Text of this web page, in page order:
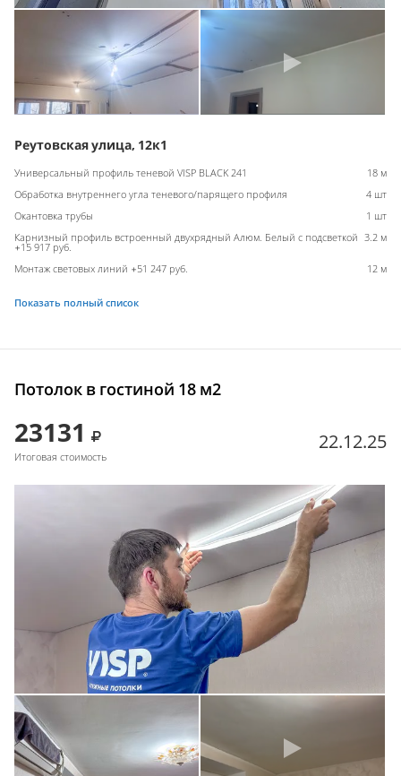
Реутовская улица, 12к1
Универсальный профиль теневой VISP BLACK 241
18 м
Обработка внутреннего угла теневого/парящего профиля
4 шт
Окантовка трубы
1 шт
Карнизный профиль встроенный двухрядный Алюм. Белый с подсветкой
+15 917 руб.
3.2 м
Монтаж световых линий +51 247 руб. 12 м
Показать полный список
Потолок в гостиной 18 м2
23131
Итоговая стоимость
22.12.25